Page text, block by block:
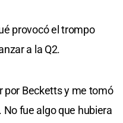
provocó el trompo
a la Q2.
por Becketts y me tomó
fue algo que hubiera